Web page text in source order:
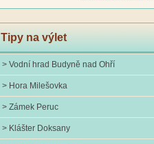
Tipy na výlet
> Vodní hrad Budyně nad Ohří
> Hora Milešovka
> Zámek Peruc
> Klášter Doksany